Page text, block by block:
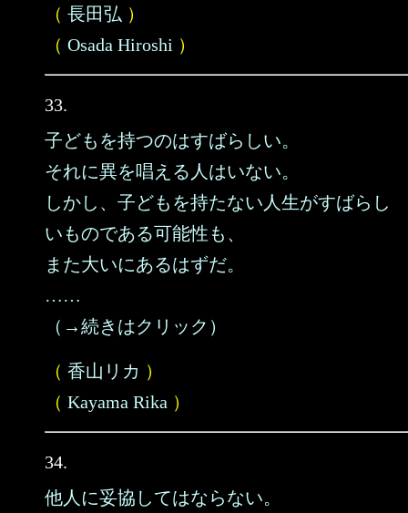
（ 長田弘 ）
（ Osada Hiroshi ）
33.
子どもを持つのはすばらしい。
それに異を唱える人はいない。
しかし、子どもを持たない人生がすばらし
いものである可能性も、
また大いにあるはずだ。
……
（→続きはクリック）
（ 香山リカ ）
（ Kayama Rika ）
34.
他人に妥協してはならない。